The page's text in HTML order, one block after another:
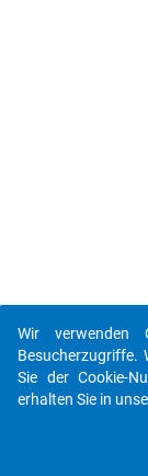
Wir verwenden
Besucherzugriffe.
Sie der Cookie-
erhalten Sie in